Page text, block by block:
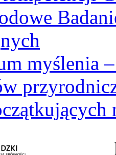
myślenia